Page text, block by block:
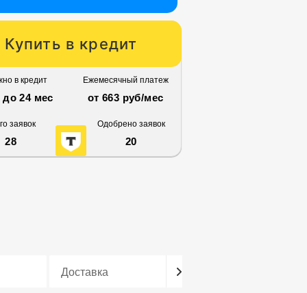
Доставка
Купить в кредит
в кредит
до 24 мес
Ежемесячный платеж
от 663 руб/мес
заявок
28
Одобрено заявок
20